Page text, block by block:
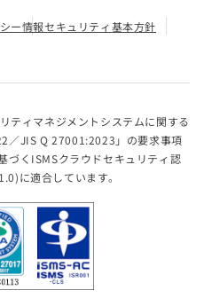
ー情報セキュリティ基本方針
ティマネジメントシステムに関する
／JIS Q 27001:2023」の要求事項
くISMSクラウドセキュリティ認
に適合しています。